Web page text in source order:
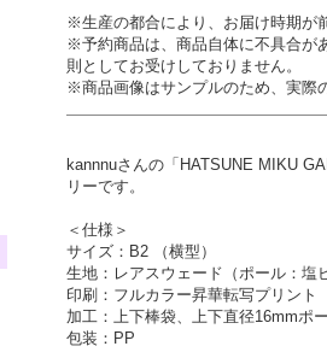
※生産の都合により、お届け時期が
※予約商品は、商品自体に不具合が
則としてお受けしておりません。
※商品画像はサンプルのため、実際
kannnuさんの「HATSUNE MIKU
リーです。
＜仕様＞
サイズ：B2 （横型）
生地：レアスウェード（ポール：塩
印刷：フルカラー昇華転写プリント
加工：上下棒袋、上下直径16mmポ
包装：PP